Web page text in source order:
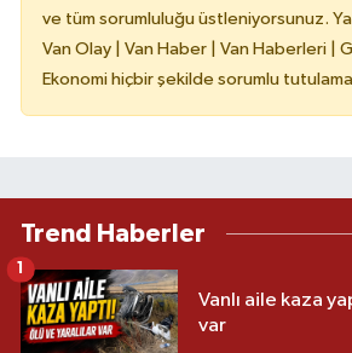
ve tüm sorumluluğu üstleniyorsunuz.
Van Olay | Van Haber | Van Haberleri |
Ekonomi hiçbir şekilde sorumlu
Trend Haberler
Vanlı aile kaza
var
1